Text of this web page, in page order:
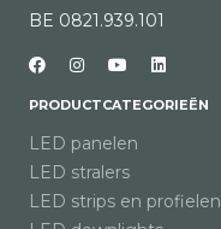
BE 0821.939.101
PRODUCTCATEGORIEËN
LED panelen
LED stralers
LED strips en profielen